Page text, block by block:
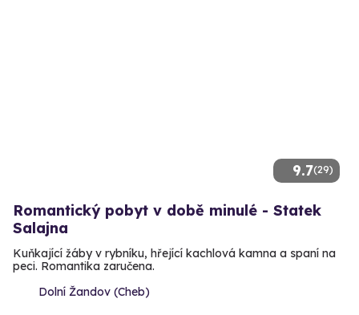
9.7(29)
Romantický pobyt v době minulé - Statek
Salajna
Kuňkající žáby v rybníku, hřející kachlová kamna a spaní na
peci. Romantika zaručena.
Dolní Žandov (Cheb)